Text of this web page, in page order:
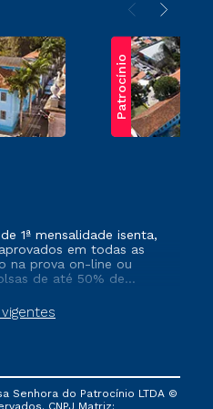
Patrocínio
1ª mensalidade isenta,
em todas as
na prova on-line ou
de até 50% de
e/ou não tenham
matrícula em uma das
governamentais, e
outra campanha
Senhora do Patrocínio LTDA ©
CNPJ Matriz: